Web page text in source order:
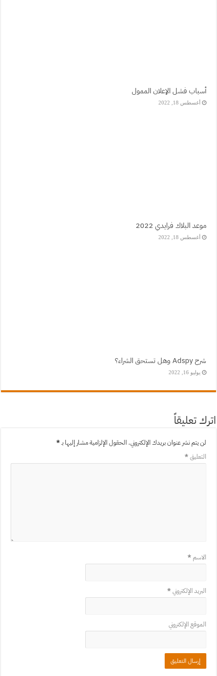
أسباب فشل الإعلان الممول
أغسطس 18, 2022
موعد البلاك فرايدي 2022
أغسطس 18, 2022
شرح Adspy وهل تستحق الشراء؟
يوليو 16, 2022
اترك تعليقاً
لن يتم نشر عنوان بريدك الإلكتروني. الحقول الإلزامية مشار إليها بـ*
التعليق*
الاسم*
البريد الإلكتروني*
الموقع الإلكتروني